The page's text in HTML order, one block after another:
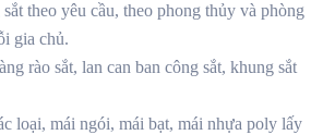
theo yêu cầu, theo phong thủy và phòng
gia chủ.
rào sắt, lan can ban công sắt, khung sắt
loại, mái ngói, mái bạt, mái nhựa poly lấy